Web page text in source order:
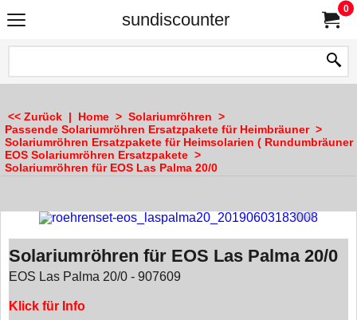
sundiscounter
0
<< Zurück | Home > Solariumröhren >
Passende Solariumröhren Ersatzpakete für Heimbräuner>
Solariumröhren Ersatzpakete für Heimsolarien ( Rundumbräuner
EOS Solariumröhren Ersatzpakete >
Solariumröhren für EOS Las Palma 20/0
Solariumröhren für EOS Las Palma 20/0
EOS Las Palma 20/0 - 907609
Klick für Info